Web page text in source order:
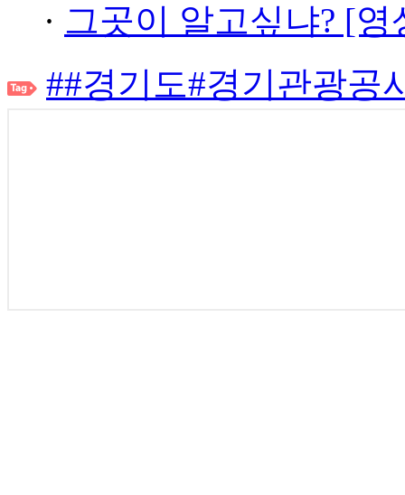
· 그곳이 알고싶냐? [
##경기도#경기관광공